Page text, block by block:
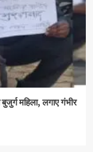
महिला, लगाए गंभीर